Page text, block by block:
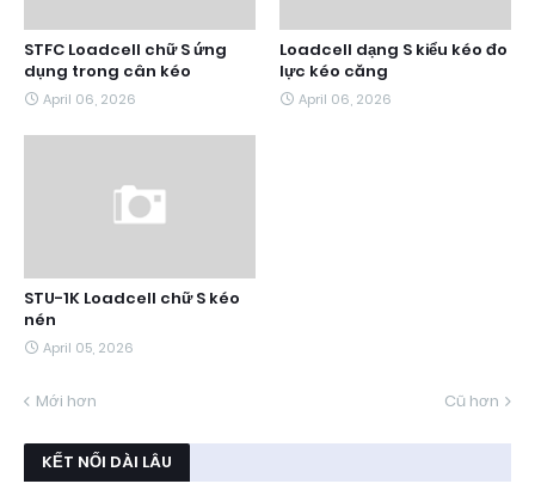
STFC Loadcell chữ S ứng
dụng trong cân kéo
April 06, 2026
Loadcell dạng S kiểu kéo đo
lực kéo căng
April 06, 2026
STU-1K Loadcell chữ S kéo
nén
April 05, 2026
Mới hơn Cũ hơn
KẾT NỐI DÀI LÂU